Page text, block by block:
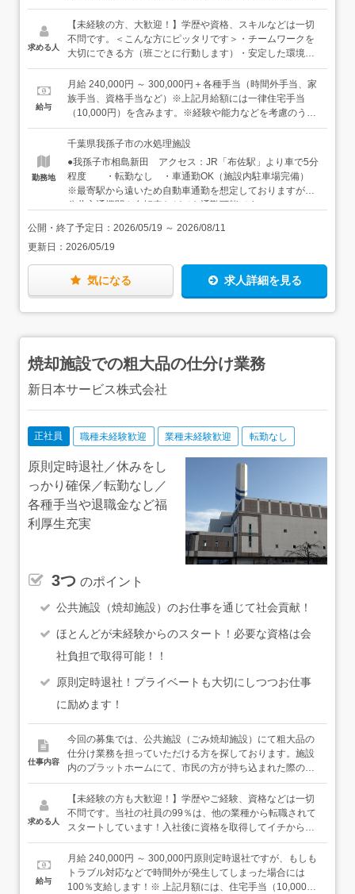
記業務の中で適性等を見て配属業務が決まり、それぞれの
班ごとに日々の業務にあたっていただきます。＜具体的に
は＞・施設内の設備の点検や操作・メーターなどの巡視点
検、報告業務・水質を改善するための薬液の投入管理・エ
近隣）のマンホールなどの点検 ・水質分析業務など・汚
泥脱水業務・汚泥焼却業務＜入社後は＞はじめの1ヶ月～2
ヶ月は、各チームでの業務を少しずつ経験していただい
のうえで、適性や希望に応じてチームに配属となり、メイ
ン業務を決定していきます。チームでは、OJT研修を通し
て仕事を覚えていただきます。★関連資格（第二種電気工
事士や危険物取扱者乙種4類、下水道技術検定など）の取
得費用は、会社全額負担でサポートいたします。★チーム
で仕事をするため、わからないこと、不安なことはいつで
も周りに聞くことができます。★必要な知識・資格はあり
ません！まずは先輩社員から業務を学び、お仕事に慣れて
いただくことからスタート。※もちろん経験者の方も大歓
迎です！！
求める人
【未経験の方、大歓迎！】学歴や資格、スキルなどは一切
不問です。＜こんな方にピッタリです＞・チームワークを
大切にできる方（班ごとに行動します）・安定した環境で
腰を据えて働きたい方・資格取得などを通して、手に職を
つけたい方・ルールを守り安全に業務に取り組める方
給与
月給 240,000円 ～ 300,000円＋各種手当（時間外手当、家
族手当、資格手当など）※上記月給額には一律住宅手当
（10,000円）を含みます。※経験や能力などを考慮のう
え、決定します。※残業が発生した場合、残業代は別途
100％支給します。＜給与例＞基本給：230,000円住宅手
当：10,000円資格手当：3,000円扶養手当：12,000円夜勤
手当：17,000円（月7日の夜勤 勤務想定）合計額：
272,000円／月＋交通費
勤務地
千葉県我孫子市の水処理施設
●我孫子市相島新田 アクセス：JR「布佐駅」より車で5分
程度 ・転勤なし ・車通勤OK（施設内駐車場完備）
※最寄駅から遠いため自動車通勤を想定しておりますが、
公共交通機関や自転車などでも通勤可能です。
公開・終了予定日： 2026/05/19 ～ 2026/08/11
更新日： 2026/05/19
気になる 求人詳細を見る
焼却施設での粗大品の仕分け業務
新日本サービス株式会社
正社員 職種未経験歓迎 業種未経験歓迎 転勤なし
原則定時退社／休みをし
っかり確保／転勤なし／
各種手当や退職金など福
利厚生充実
3つ のポイント
公共施設（焼却施設）のお仕事を通じて社会貢献！
ほとんどが未経験からのスタート！必要な資格は会
社負担で取得可能！！
原則定時退社！プライベートも大切にしつつお仕事
に励めます！
仕事内容
今回の募集では、公共施設（ごみ焼却施設）にて粗大品の
仕分け業務を担っていただける方を探しております。施設
内のプラットホームにて、市民の方が持ち込まれた際の車
の誘導や、粗大品の仕分け業務を行っていただきます。仕
事で必要な資格は、ご入社後に会社の資格取得支援制度に
て取得でき、この先に役立つスキルが身につきます。＜具
体的には＞・粗大品の受入、仕分け・分別作業 ├ 受入：
を降ろす場所を指示します ├ 仕分け・分別：金属類やガ
ラス、木材など、大きく分別した後に破砕機に投入しま
す └ その後、慣れてきた方や資格保有者については、フ
求める人
【未経験の方も大歓迎！】学歴やご経験、資格などは一切
不問です。当社の社員の99％は、他の業種から転職されて
スタートしています！入社後に資格を取得してイチから仕
事を覚えていくことができますので、未経験の方も安心し
てご応募ください。「ちょっと気になる」という方も、入
社前に職場見学を必ず実施しているので、その時に最終決
定をしていただいて大丈夫です。
給与
月給 240,000円 ～ 300,000円原則定時退社ですが、もしも
トラブル対応などで時間外が発生してしまった場合には
100％支給します！※ 上記月額には、住宅手当（10,000